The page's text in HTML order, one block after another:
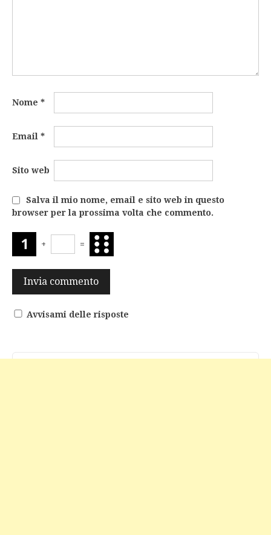
Nome *
Email *
Sito web
Salva il mio nome, email e sito web in questo
browser per la prossima volta che commento.
+ =
Avvisami delle risposte